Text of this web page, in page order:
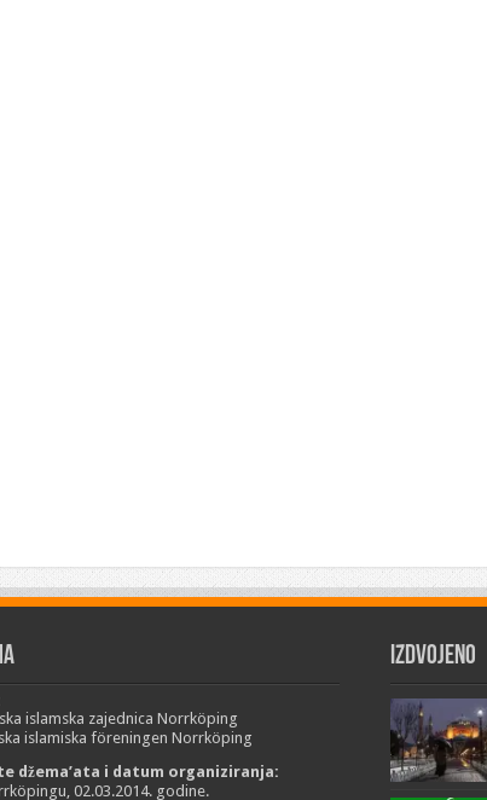
islamska zajednica Norrköping
islamiska föreningen Norrköping
džema’ata i datum organiziranja:
02.03.2014. godine.
Izdvojeno